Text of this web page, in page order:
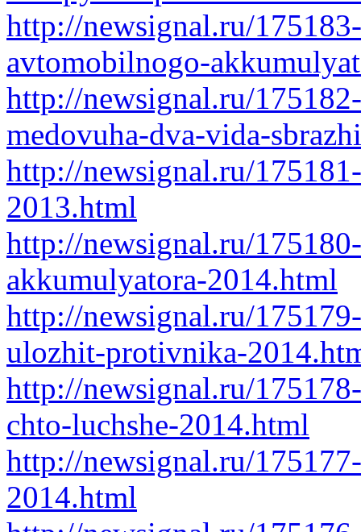
http://newsignal.ru/
avtomobilnogo-
http://newsignal.ru/
medovuha-dva-vida-
http://newsignal.ru/
2013.html
http://newsignal.ru/
akkumulyatora-2014.html
http://newsignal.ru/
ulozhit-protivnika-
http://newsignal.ru/
chto-luchshe-2014.html
http://newsignal.ru/
2014.html